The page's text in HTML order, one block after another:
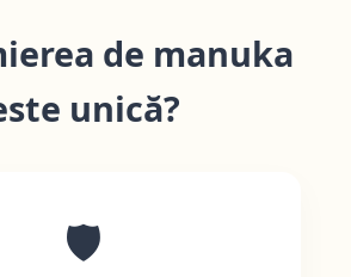
de manuka
unică?
🛡️